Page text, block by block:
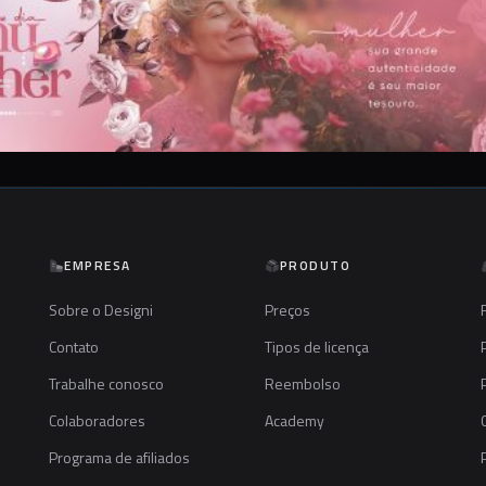
EMPRESA
Sobre o Designi
Contato
Trabalhe conosco
Colaboradores
Programa de afiliados
PRODUTO
Preços
Tipos de licença
Reembolso
Academy